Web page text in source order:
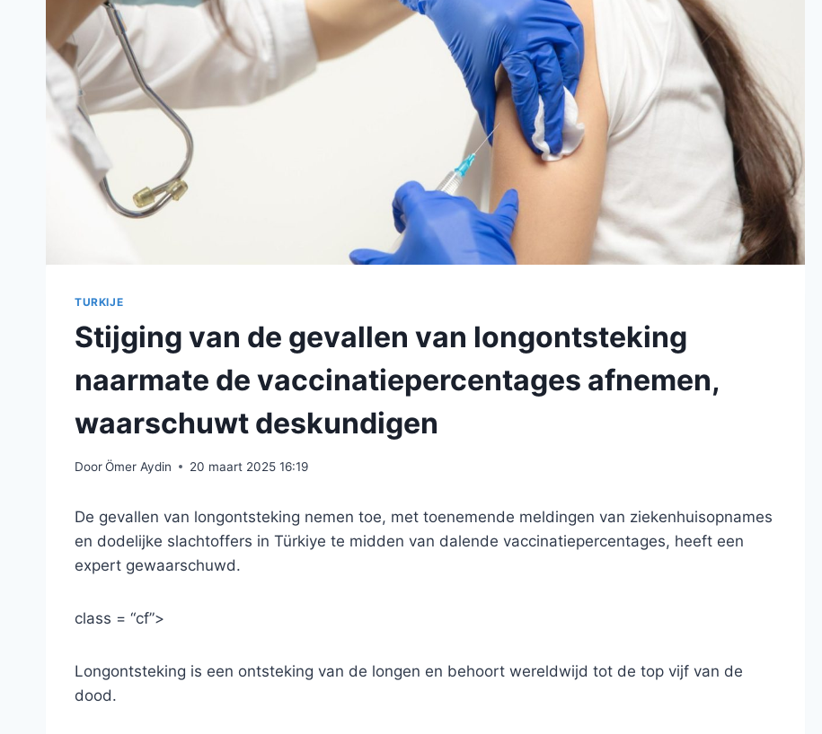
TURKIJE
Stijging van de gevallen van longontsteking
naarmate de vaccinatiepercentages afnemen,
waarschuwt deskundigen
DoorÖmer Aydin 20 maart 2025 16:19
De gevallen van longontsteking nemen toe, met toenemende meldingen van ziekenhuisopnames
en dodelijke slachtoffers in Türkiye te midden van dalende vaccinatiepercentages, heeft een
expert gewaarschuwd.
class = “cf”>
Longontsteking is een ontsteking van de longen en behoort wereldwijd tot de top vijf van de
dood.